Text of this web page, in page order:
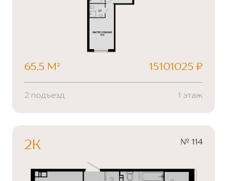
65,5 М² 15101025 ₽
2 подъезд 1 этаж
2К № 114